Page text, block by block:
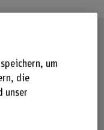
um
die
unser